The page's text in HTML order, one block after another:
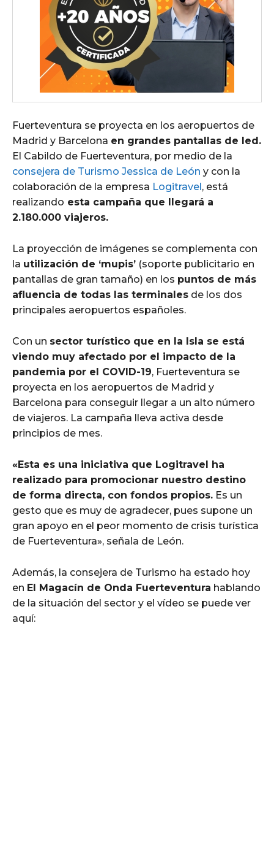
Fuerteventura se proyecta en los aeropuertos de
Madrid y Barcelona en grandes pantallas de led.
El Cabildo de Fuerteventura, por medio de la
consejera de Turismo Jessica de León y con la
colaboración de la empresa Logitravel, está
realizando esta campaña que llegará a
2.180.000 viajeros.
La proyección de imágenes se complementa con
la utilización de ‘mupis’ (soporte publicitario en
pantallas de gran tamaño) en los puntos de más
afluencia de todas las terminales de los dos
principales aeropuertos españoles.
Con un sector turístico que en la Isla se está
viendo muy afectado por el impacto de la
pandemia por el COVID-19, Fuerteventura se
proyecta en los aeropuertos de Madrid y
Barcelona para conseguir llegar a un alto número
de viajeros. La campaña lleva activa desde
principios de mes.
«Esta es una iniciativa que Logitravel ha
realizado para promocionar nuestro destino
de forma directa, con fondos propios. Es un
gesto que es muy de agradecer, pues supone un
gran apoyo en el peor momento de crisis turística
de Fuerteventura», señala de León.
Además, la consejera de Turismo ha estado hoy
en El Magacín de Onda Fuerteventura hablando
de la situación del sector y el vídeo se puede ver
aquí: